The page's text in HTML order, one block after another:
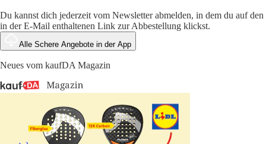
Du kannst dich jederzeit vom Newsletter abmelden, in dem du auf den
in der E-Mail enthaltenen Link zur Abbestellung klickst.
Alle Schere Angebote in der App
Neues vom kaufDA Magazin